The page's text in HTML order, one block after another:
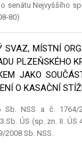
senátu Nejvyššího
80)
SVAZ, MÍSTNÍ
PLZEŇSKÉHO
JAKO
O KASAČNÍ
Sb. NSS a č. 1764/
Sb. ÚS (sp. zn. II. ÚS
2008 Sb. NSS.